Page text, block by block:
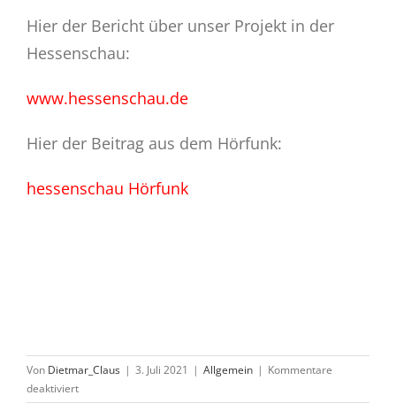
Hier der Bericht über unser Projekt in der
Hessenschau:
www.hessenschau.de
Hier der Beitrag aus dem Hörfunk:
hessenschau Hörfunk
Von Dietmar_Claus | 3. Juli 2021 | Allgemein | Kommentare
deaktiviertfür
GetUp